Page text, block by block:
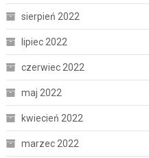
sierpień 2022
lipiec 2022
czerwiec 2022
maj 2022
kwiecień 2022
marzec 2022